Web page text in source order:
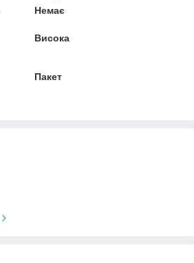
Немає
Висока
Пакет